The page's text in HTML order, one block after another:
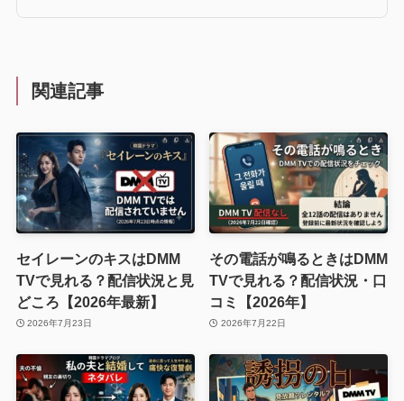
関連記事
セイレーンのキスはDMM
TVで見れる？配信状況と見
どころ【2026年最新】
2026年7月23日
その電話が鳴るときはDMM
TVで見れる？配信状況・口
コミ【2026年】
2026年7月22日